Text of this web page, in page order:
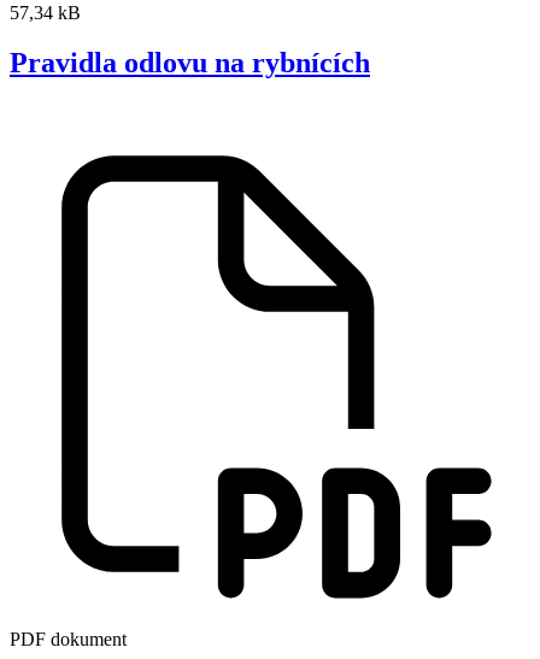
57,34 kB
Pravidla odlovu na rybnících
PDF dokument